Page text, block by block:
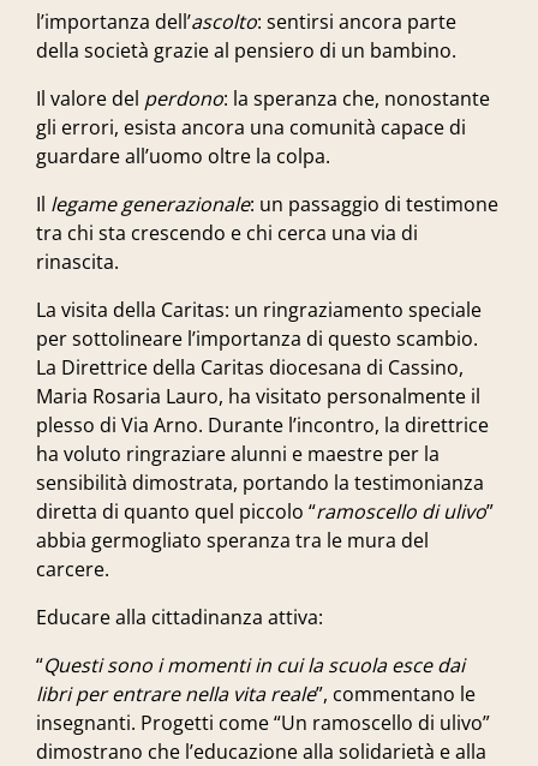
l’importanza dell’ascolto: sentirsi ancora parte
della società grazie al pensiero di un bambino.
Il valore del perdono: la speranza che, nonostante
gli errori, esista ancora una comunità capace di
guardare all’uomo oltre la colpa.
Il legame generazionale: un passaggio di testimone
tra chi sta crescendo e chi cerca una via di
rinascita.
La visita della Caritas: un ringraziamento speciale
per sottolineare l’importanza di questo scambio.
La Direttrice della Caritas diocesana di Cassino,
Maria Rosaria Lauro, ha visitato personalmente il
plesso di Via Arno. Durante l’incontro, la direttrice
ha voluto ringraziare alunni e maestre per la
sensibilità dimostrata, portando la testimonianza
diretta di quanto quel piccolo “ramoscello di ulivo”
abbia germogliato speranza tra le mura del
carcere.
Educare alla cittadinanza attiva:
“Questi sono i momenti in cui la scuola esce dai
libri per entrare nella vita reale”, commentano le
insegnanti. Progetti come “Un ramoscello di ulivo”
dimostrano che l’educazione alla solidarietà e alla